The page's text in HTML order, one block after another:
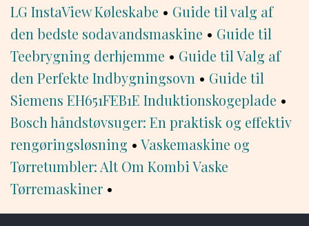
LG InstaView Køleskabe • Guide til valg af
den bedste sodavandsmaskine • Guide til
Teebrygning derhjemme • Guide til Valg af
den Perfekte Indbygningsovn • Guide til
Siemens EH651FEB1E Induktionskogeplade •
Bosch håndstøvsuger: En praktisk og effektiv
rengøringsløsning • Vaskemaskine og
Tørretumbler: Alt Om Kombi Vaske
Tørremaskiner •